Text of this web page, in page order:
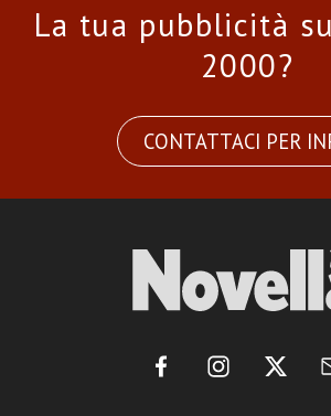
La tua pubblicità
2000?
CONTATTACI PER